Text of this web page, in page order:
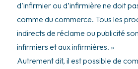
d’infirmier ou d’infirmière ne doit
comme du commerce. Tous les
indirects de réclame ou publicité
infirmiers et aux infirmières. »
Autrement dit, il est possible de